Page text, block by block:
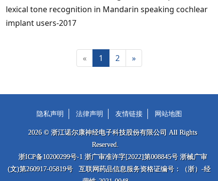
lexical tone recognition in Mandarin speaking cochlear
implant users-2017
« 1 2 »
隐私声明 法律声明 友情链接 网站地图
2026 © 浙江诺尔康神经电子科技股份有限公司 All Rights
Reserved.
浙ICP备10200299号-1 浙广审准许字[2022]第008845号 浙械广审
(文)第260917-05819号 互联网药品信息服务资格证编号：（浙）-经